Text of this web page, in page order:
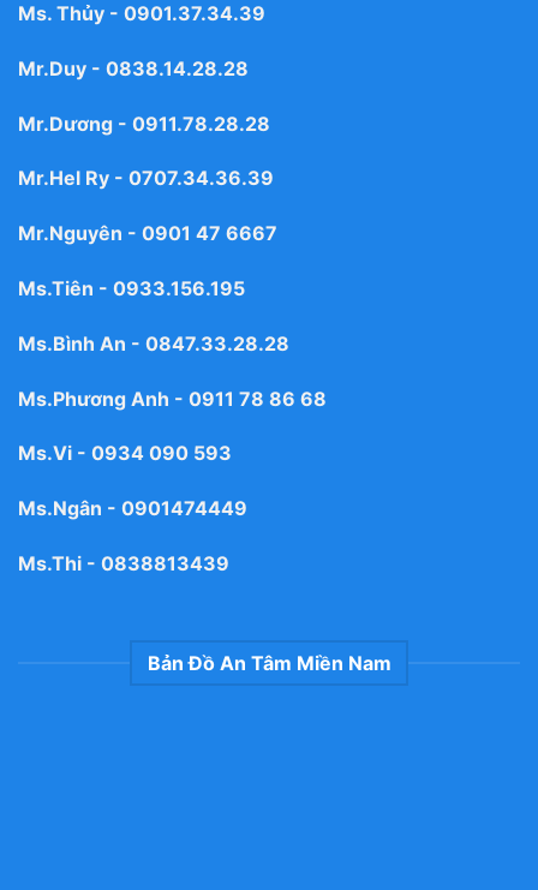
Ms. Thủy - 0901.37.34.39
Mr.Duy - 0838.14.28.28
Mr.Dương - 0911.78.28.28
Mr.Hel Ry - 0707.34.36.39
Mr.Nguyên - 0901 47 6667
Ms.Tiên - 0933.156.195
Ms.Bình An - 0847.33.28.28
Ms.Phương Anh - 0911 78 86 68
Ms.Vi - 0934 090 593
Ms.Ngân - 0901474449
Ms.Thi - 0838813439
Bản Đồ An Tâm Miền Nam